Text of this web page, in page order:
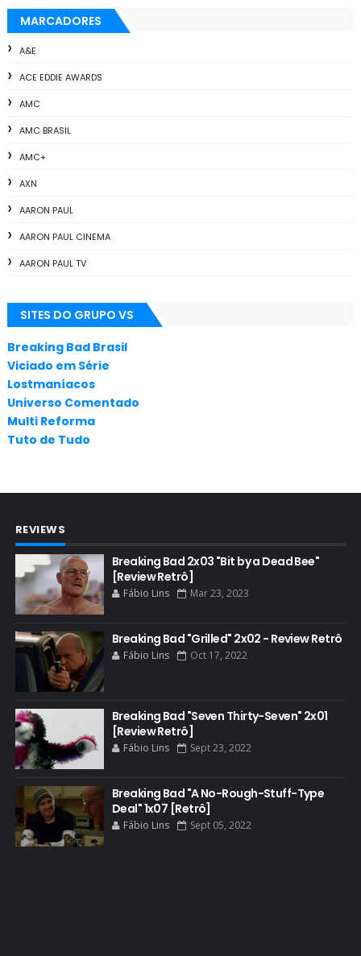
MARCADORES
A&E
ACE EDDIE AWARDS
AMC
AMC BRASIL
AMC+
AXN
AARON PAUL
AARON PAUL CINEMA
AARON PAUL TV
ANIMAÇÃO
ANNA GUNN
APLICATIVOS
ARTES
AUDIÊNCIA
BAND
BASTIDORES
BATTLE CREEK
BETSY BRANDT
BETTER CALL SAUL
BLOOPERS
BLU-RAY
BOB ODENKIRK
BOB ODENKIRK CINEMA
BOB ODENKIRK TV
BREAKING BAD ART PROJECT
BREAKING BAD HISTORY
BREAKING BAD DA VIDA REAL
SITES DO GRUPO VS
Breaking Bad Brasil
Viciado em Série
Lostmaníacos
Universo Comentado
Multi Reforma
Tuto de Tudo
REVIEWS
Breaking Bad 2x03 "Bit by a Dead Bee"
[Review Retrô]
Fábio Lins Mar 23, 2023
Breaking Bad "Grilled" 2x02 - Review Retrô
Fábio Lins Oct 17, 2022
Breaking Bad "Seven Thirty-Seven" 2x01
[Review Retrô]
Fábio Lins Sept 23, 2022
Breaking Bad "A No-Rough-Stuff-Type
Deal" 1x07 [Retrô]
Fábio Lins Sept 05, 2022